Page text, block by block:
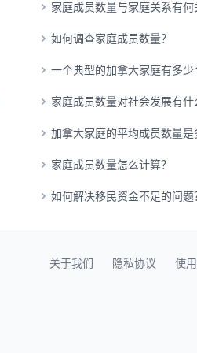
家庭成员数量与家庭关系有何
如何调查家庭成员数量？
一个典型的加拿大家庭有多少
家庭成员数量对社会发展有什
加拿大家庭的平均成员数量是
家庭成员数量怎么计算？
如何解决移民资金不足的问题
关于我们 隐私协议 使